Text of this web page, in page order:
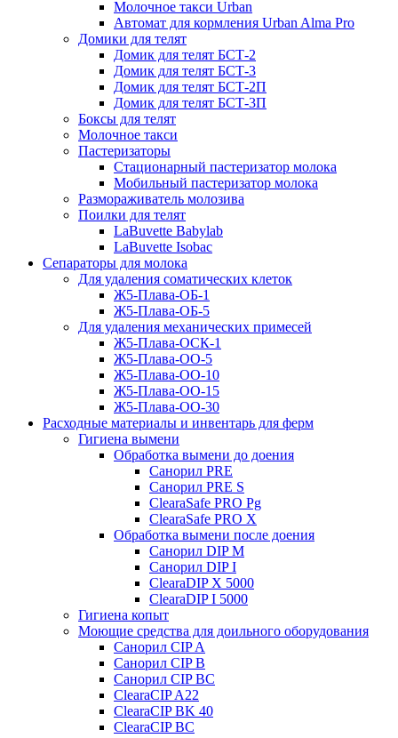
Молочное такси Urban
Автомат для кормления Urban Alma Pro
Домики для телят
Домик для телят БСТ-2
Домик для телят БСТ-3
Домик для телят БСТ-2П
Домик для телят БСТ-3П
Боксы для телят
Молочное такси
Пастеризаторы
Стационарный пастеризатор молока
Мобильный пастеризатор молока
Размораживатель молозива
Поилки для телят
LaBuvette Babylab
LaBuvette Isobac
Сепараторы для молока
Для удаления соматических клеток
Ж5-Плава-ОБ-1
Ж5-Плава-ОБ-5
Для удаления механических примесей
Ж5-Плава-ОСК-1
Ж5-Плава-ОО-5
Ж5-Плава-ОО-10
Ж5-Плава-ОО-15
Ж5-Плава-ОО-30
Расходные материалы и инвентарь для ферм
Гигиена вымени
Обработка вымени до доения
Санорил PRE
Санорил PRE S
ClearaSafe PRO Pg
ClearaSafe PRO X
Обработка вымени после доения
Санорил DIP M
Санорил DIP I
ClearaDIP X 5000
ClearaDIP I 5000
Гигиена копыт
Моющие средства для доильного оборудования
Санорил CIP A
Санорил CIP B
Санорил CIP BC
ClearaCIP A22
ClearaCIP BK 40
ClearaCIP BC